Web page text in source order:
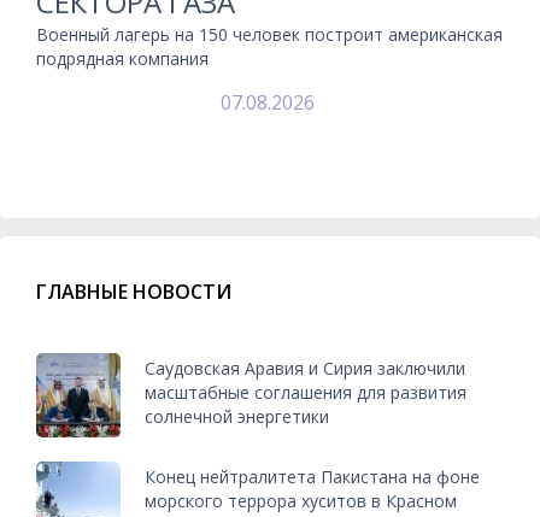
Военный лагерь на 150 человек построит американская
подрядная компания
07.08.2026
ГЛАВНЫЕ НОВОСТИ
Саудовская Аравия и Сирия заключили
масштабные соглашения для развития
солнечной энергетики
Конец нейтралитета Пакистана на фоне
морского террора хуситов в Красном